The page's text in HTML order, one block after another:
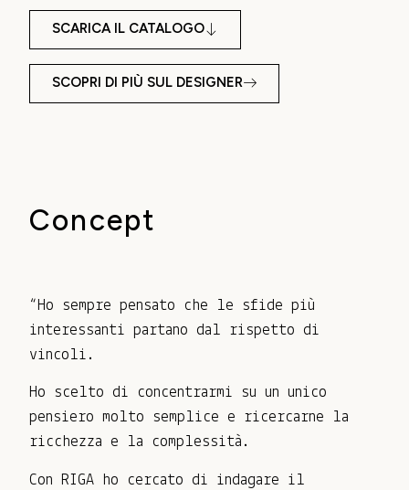
SCARICA IL CATALOGO
SCOPRI DI PIÙ SUL DESIGNER
Concept
“Ho sempre pensato che le sfide più
interessanti partano dal rispetto di
vincoli.
Ho scelto di concentrarmi su un unico
pensiero molto semplice e ricercarne la
ricchezza e la complessità.
Con RIGA ho cercato di indagare il